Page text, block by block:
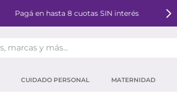
Pagá en hasta 8 cuotas SIN interés
CUIDADO PERSONAL MATERNIDAD